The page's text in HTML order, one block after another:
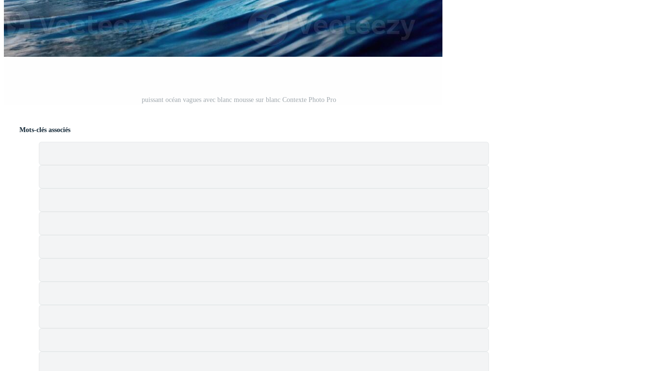
puissant océan vagues avec blanc mousse sur blanc Contexte Photo Pro
Mots-clés associés